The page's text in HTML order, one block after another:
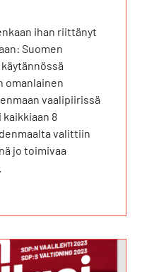
ihan riittänyt
Suomen
omanlainen
vaalipiirissä
kaikkiaan 8
valittiin
jo toimivaa